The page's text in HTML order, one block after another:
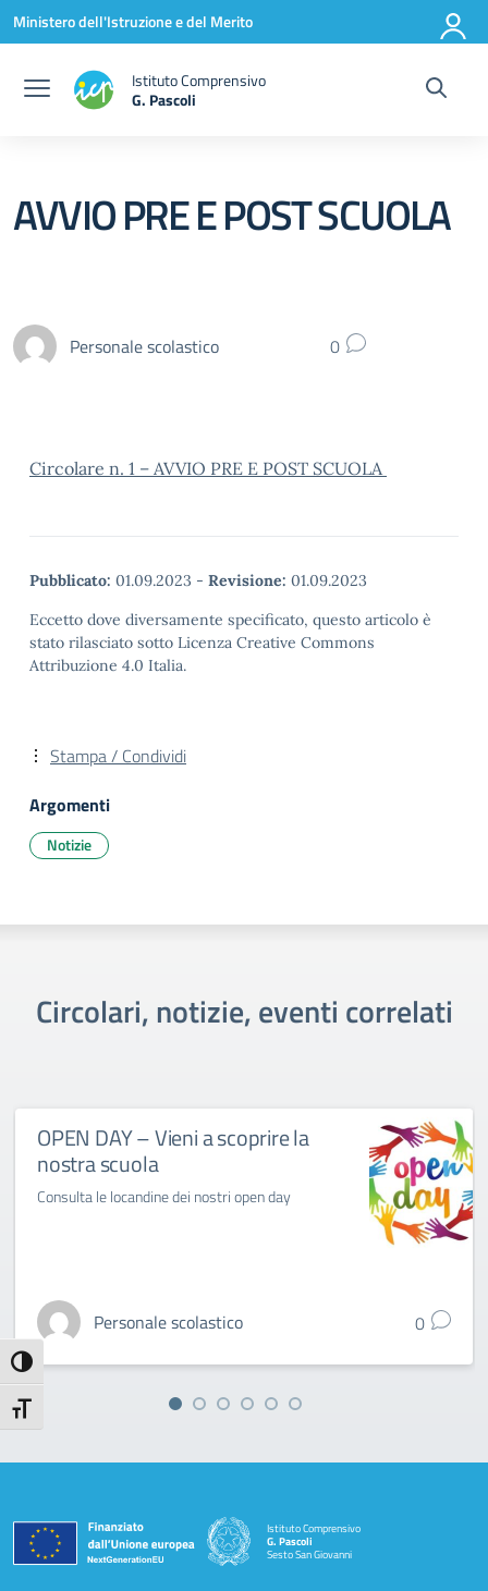
Attiva/disattiva alto contrasto
Attiva/disattiva dimensione testo
Vai ai contenuti
Vai al menu di navigazione
Vai al footer
Ministero dell'Istruzione e del Merito
Istituto Comprensivo
G. Pascoli
AVVIO PRE E POST SCUOLA
Personale scolastico 0
Circolare n. 1 – AVVIO PRE E POST SCUOLA
Pubblicato: 01.09.2023 - Revisione: 01.09.2023
Eccetto dove diversamente specificato, questo articolo è
stato rilasciato sotto Licenza Creative Commons
Attribuzione 4.0 Italia.
Stampa / Condividi
Argomenti
Notizie
Circolari, notizie, eventi correlati
OPEN DAY – Vieni a scoprire la
nostra scuola
Consulta le locandine dei nostri open day
Personale scolastico 0
Istituto Comprensivo
G. Pascoli
Sesto San Giovanni